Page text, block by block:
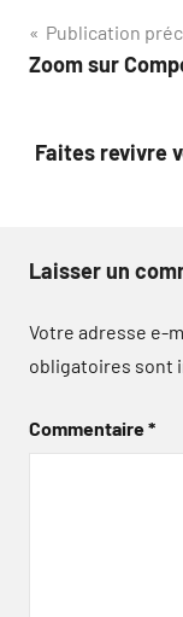
de
Publication
Zoom sur
Faites revivre
Laisser un
Votre adresse e-
obligatoires sont
Commentaire*